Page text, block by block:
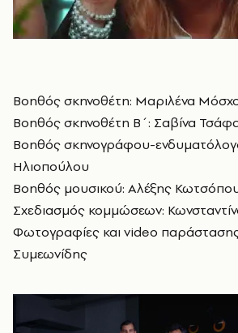
Βοηθός σκηνοθέτη: Μαριλένα
Βοηθός σκηνοθέτη Β΄: Σαβίνα
Βοηθός σκηνογράφου-
Ηλιοπούλου
Βοηθός μουσικού: Αλέξης
Σχεδιασμός κομμώσεων:
Φωτογραφίες και video
Συμεωνίδης